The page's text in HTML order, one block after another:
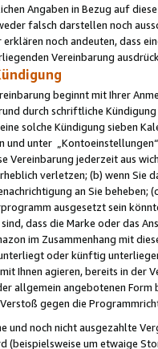
Angaben in Bezug auf
falsch darstellen noch
noch andeuten, dass
Vereinbarung
beginnt mit Ihrer
durch schriftliche
solche Kündigung sieben
und unter
Vereinbarung jederzeit aus
verletzen; (b) wenn Sie
an Sie
ausgesetzt sein
dass die Marke oder das
im Zusammenhang mit
oder künftig
Ihnen agieren, bereits in der
allgemein angebotenen Form
gegen die
und noch nicht ausgezahlte
(beispielsweise um etwaige